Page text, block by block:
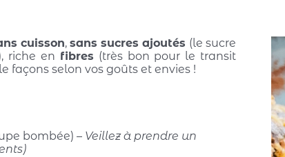
cuisson,sans sucres ajoutés (le sucre
riche en fibres (très bon pour le transit
façons selon vos goûts et envies !
bombée) – Veillez à prendre un